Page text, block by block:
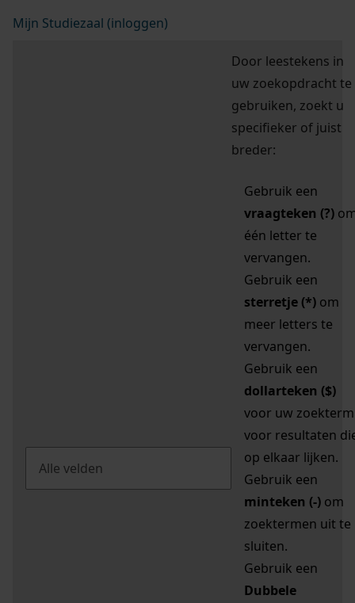
Mijn Studiezaal (inloggen)
Door leestekens in
uw zoekopdracht te
gebruiken, zoekt u
specifieker of juist
breder:
Gebruik een
vraagteken (?)
één letter te
vervangen.
Gebruik een
sterretje (*) om
meer letters te
vervangen.
Gebruik een
dollarteken ($)
voor uw zoekterm
voor resultaten
op elkaar lijken.
Gebruik een
minteken (-) om
zoektermen uit te
sluiten.
Gebruik een
Dubbele